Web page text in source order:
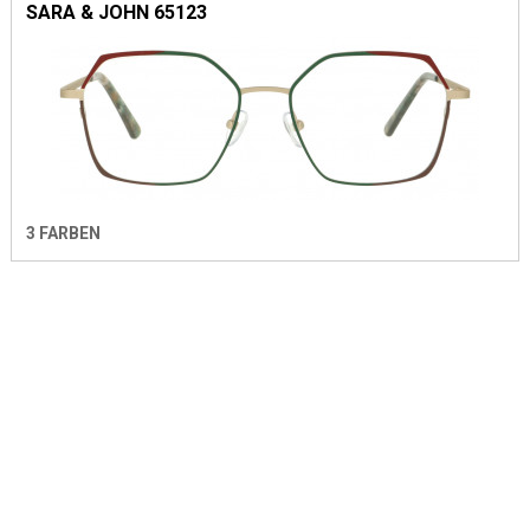
SARA & JOHN 65123
3 FARBEN